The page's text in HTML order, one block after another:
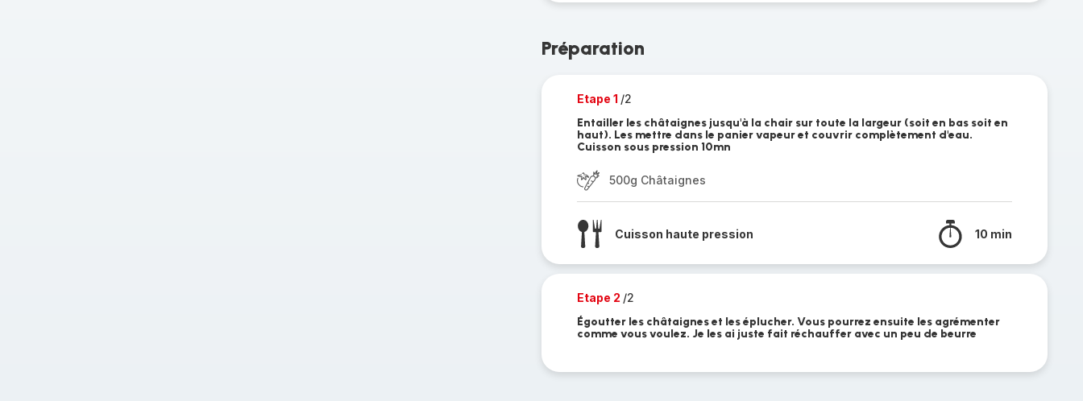
Préparation
Etape 1 /2
Entailler les châtaignes jusqu'à la chair sur toute la largeur (soit en bas soit en
haut). Les mettre dans le panier vapeur et couvrir complètement d'eau.
Cuisson sous pression 10mn
500g Châtaignes
Cuisson haute pression 10 min
Etape 2 /2
Égoutter les châtaignes et les éplucher. Vous pourrez ensuite les agrémenter
comme vous voulez. Je les ai juste fait réchauffer avec un peu de beurre